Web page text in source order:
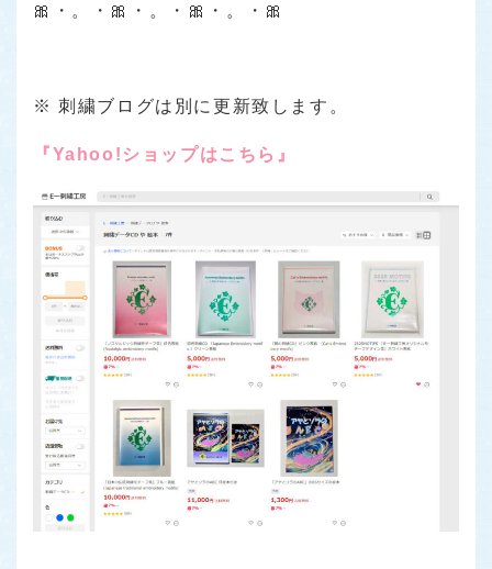
🎀・。・🎀・。・🎀・。・🎀
※ 刺繍ブログは別に更新致します。
『Yahoo!ショップはこちら』